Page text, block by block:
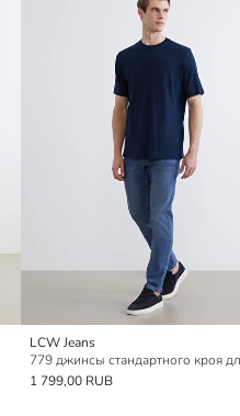
LCW Jeans
1 799,00 RUB